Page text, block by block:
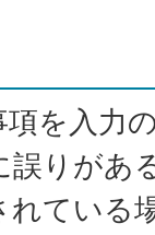
を入力
りがあ
ている